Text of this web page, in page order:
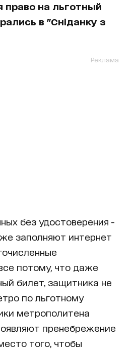
право на льготный
в "Сніданку з
Реклама
без удостоверения -
заполняют интернет
потому, что даже
билет, защитника не
по льготному
метрополитена
пренебрежение
того, чтобы